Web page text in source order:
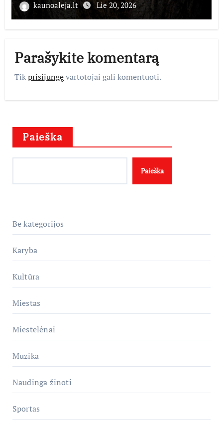
kaunoaleja.lt Lie 20, 2026
Parašykite komentarą
Tikprisijungęvartotojai gali komentuoti.
Paieška
Paieška
Be kategorijos
Karyba
Kultūra
Miestas
Miestelėnai
Muzika
Naudinga žinoti
Sportas